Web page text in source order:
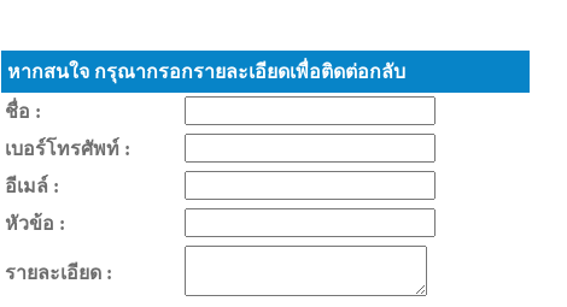
หากสนใจ กรุณากรอกรายละเอียดเพื่อติดต่อกลับ
ชื่อ :
เบอร์โทรศัพท์ :
อีเมล์ :
หัวข้อ :
รายละเอียด :